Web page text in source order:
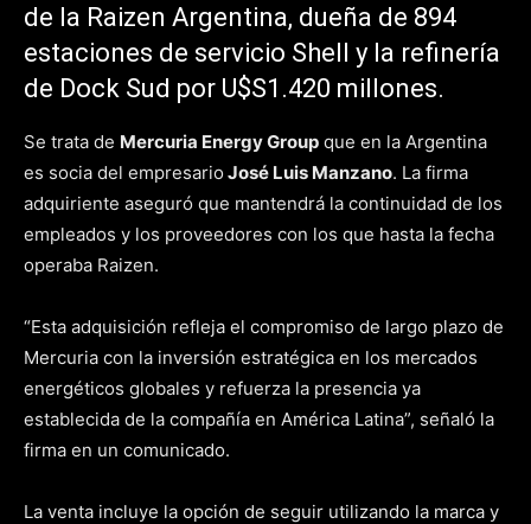
de la Raizen Argentina, dueña de 894
estaciones de servicio Shell y la refinería
de Dock Sud por U$S1.420 millones.
Se trata de Mercuria Energy Group que en la Argentina
es socia del empresario José Luis Manzano. La firma
adquiriente aseguró que mantendrá la continuidad de los
empleados y los proveedores con los que hasta la fecha
operaba Raizen.
“Esta adquisición refleja el compromiso de largo plazo de
Mercuria con la inversión estratégica en los mercados
energéticos globales y refuerza la presencia ya
establecida de la compañía en América Latina”, señaló la
firma en un comunicado.
La venta incluye la opción de seguir utilizando la marca y